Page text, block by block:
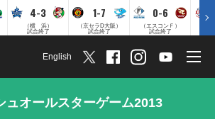
4-3
（横 浜）
試合終了
1-7
（京セラD大阪）
試合終了
0-6
（エスコンＦ）
試合終了
English
ュオールスターゲーム2013